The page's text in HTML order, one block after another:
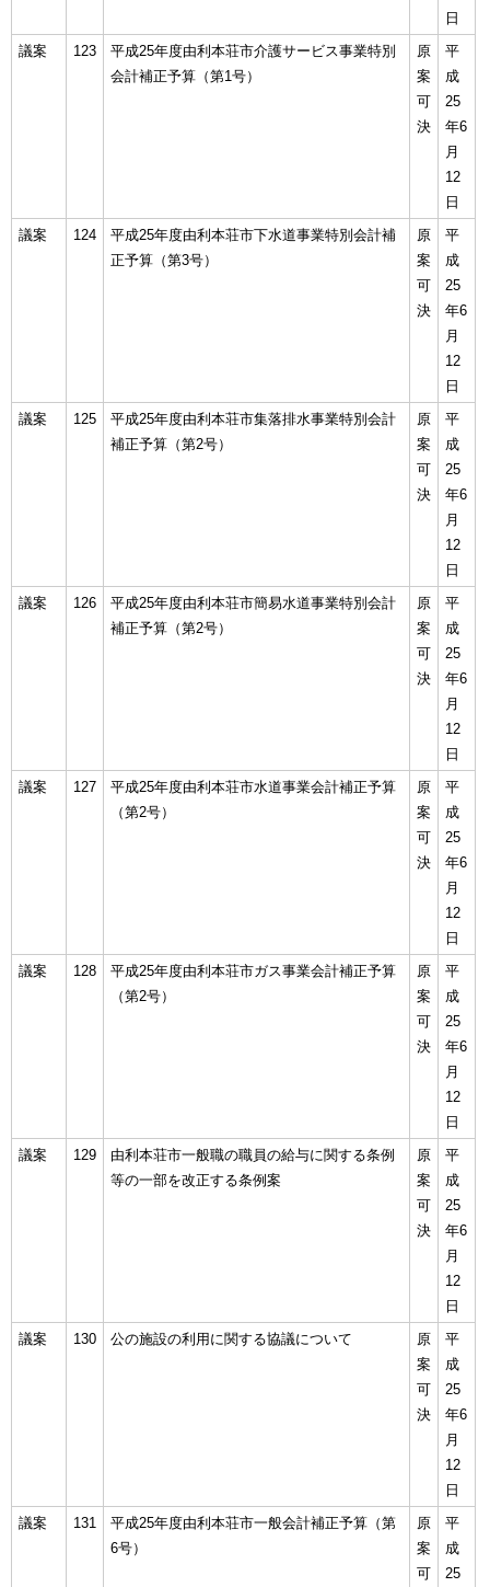
日
議案
123
平成25年度由利本荘市介護サービス事業特別
会計補正予算（第1号）
原
案
可
決
平
成
25
年6
月
12
日
議案
124
平成25年度由利本荘市下水道事業特別会計補
正予算（第3号）
原
案
可
決
平
成
25
年6
月
12
日
議案
125
平成25年度由利本荘市集落排水事業特別会計
補正予算（第2号）
原
案
可
決
平
成
25
年6
月
12
日
議案
126
平成25年度由利本荘市簡易水道事業特別会計
補正予算（第2号）
原
案
可
決
平
成
25
年6
月
12
日
議案
127
平成25年度由利本荘市水道事業会計補正予算
（第2号）
原
案
可
決
平
成
25
年6
月
12
日
議案
128
平成25年度由利本荘市ガス事業会計補正予算
（第2号）
原
案
可
決
平
成
25
年6
月
12
日
議案
129
由利本荘市一般職の職員の給与に関する条例
等の一部を改正する条例案
原
案
可
決
平
成
25
年6
月
12
日
議案
130 公の施設の利用に関する協議について
原
案
可
決
平
成
25
年6
月
12
日
議案
131
平成25年度由利本荘市一般会計補正予算（第
6号）
原
案
可
平
成
25